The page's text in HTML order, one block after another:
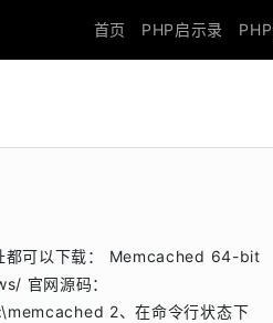
首页 PHP启示录
都可以下载： Memcached 64-bit
官网源码：
2、在命令行状态下